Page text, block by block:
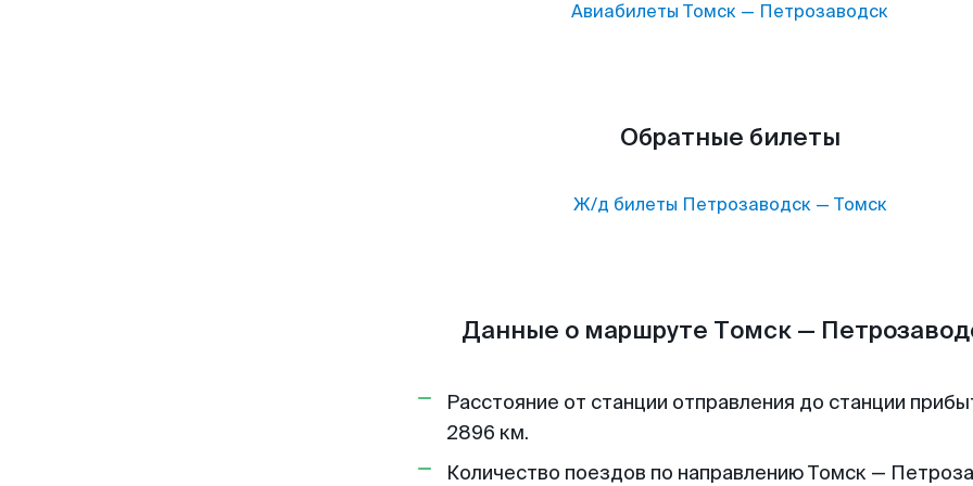
Авиабилеты Томск — Петрозаводск
Обратные билеты
Ж/д билеты Петрозаводск— Томск
Данные о маршруте Томск —
Расстояние от станции отправления до станции
2896 км.
Количество поездов по направлению Томск —